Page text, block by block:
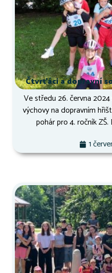
Čtvrťáci a dopravní
Ve středu 26. června
výchovy na dopravním
pohár pro 4. ročník
1